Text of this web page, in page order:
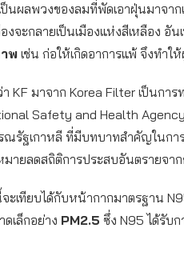
ผลพวงของลมที่พัดเอาฝุ่นมาจากเ
งจะกลายเป็นเมืองแห่งสีเหลือง อั
พเช่น ก่อให้เกิดอาการแพ้ จึงทำ
KF มาจาก Korea Filter เป็นกา
Safety and Health
ณรัฐเกาหลี ที่มีบทบาทสำคัญในกา
มายลดสถิติการประสบอันตรายจา
เทียบได้กับหน้ากากมาตรฐาน
เล็กอย่าง PM2.5 ซึ่ง N95 ได้รับ